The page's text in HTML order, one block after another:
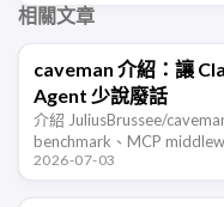
相關文章
caveman 介紹：讓
Agent 少說廢話
介紹 JuliusBrussee/
benchmark、MCP
開發者判斷這類 Agent …
2026-07-03